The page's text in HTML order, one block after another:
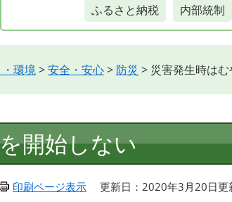
ふるさと納税
内部統制
環境>安全・安心> 防災 > 災害発生時は
開始しない
印刷ページ表示 更新日：2020年3月20日更